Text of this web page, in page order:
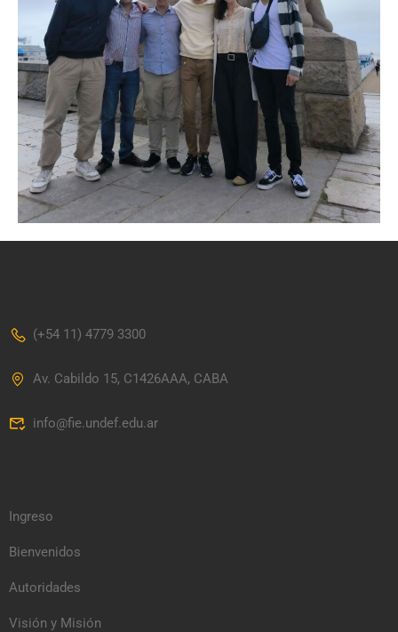
(+54 11) 4779 3300
Av. Cabildo 15, C1426AAA, CABA
info@fie.undef.edu.ar
Ingreso
Bienvenidos
Autoridades
Visión y Misión